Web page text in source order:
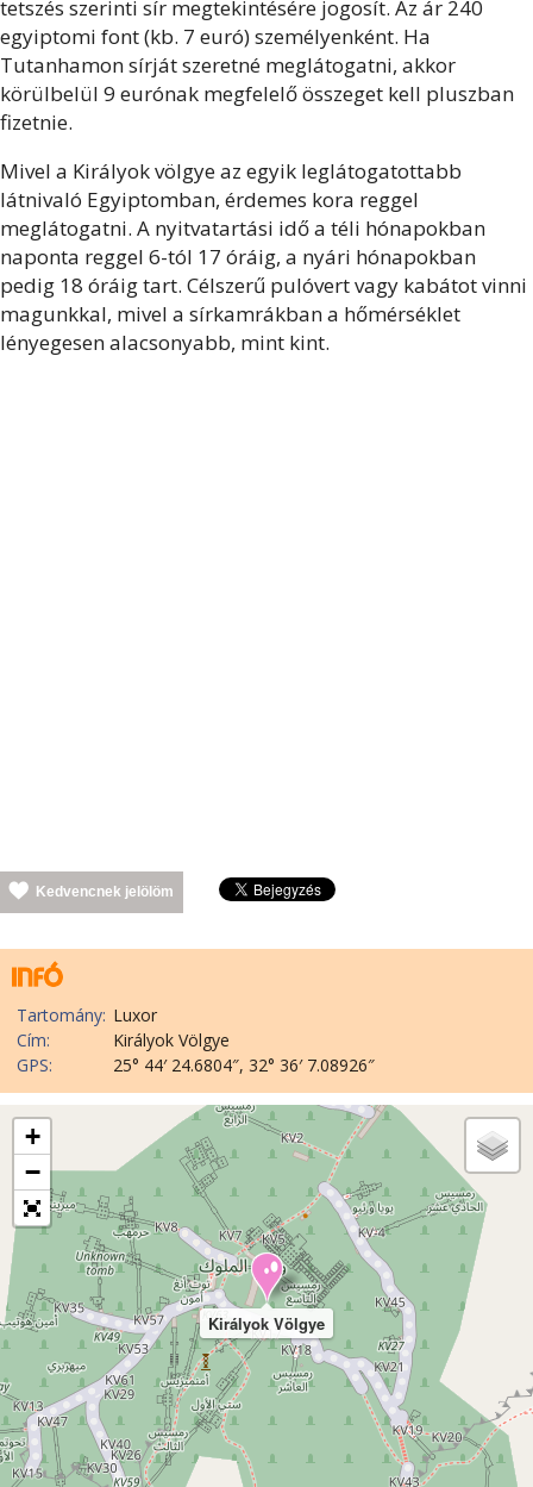
tetszés szerinti sír megtekintésére jogosít. Az ár 240
egyiptomi font (kb. 7 euró) személyenként. Ha
Tutanhamon sírját szeretné meglátogatni, akkor
körülbelül 9 eurónak megfelelő összeget kell pluszban
fizetnie.
Mivel a Királyok völgye az egyik leglátogatottabb
látnivaló Egyiptomban, érdemes kora reggel
meglátogatni. A nyitvatartási idő a téli hónapokban
naponta reggel 6-tól 17 óráig, a nyári hónapokban
pedig 18 óráig tart. Célszerű pulóvert vagy kabátot vinni
magunkkal, mivel a sírkamrákban a hőmérséklet
lényegesen alacsonyabb, mint kint.
Kedvencnek jelölöm
Tartomány: Luxor
Cím:
Királyok Völgye
GPS:
25° 44′ 24.6804″, 32° 36′ 7.08926″
Királyok Völgye
+
−